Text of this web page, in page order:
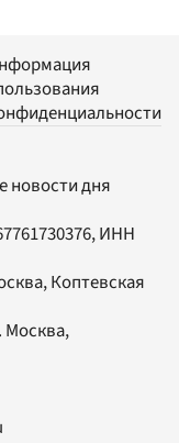
новости дня
ИНН
Коптевская
Москва,